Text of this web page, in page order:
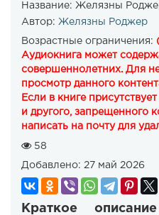
Название: Желязны
Автор: Желязны Роджер
Возрастные ограничения:
Аудиокнига может
совершеннолетних. Для
просмотр данного
Если в книге
и другого, запрещенного
написать на почту для
58
Добавлено: 27 май 2026
Краткое